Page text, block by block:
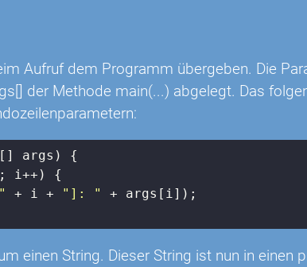
Aufruf dem Programm übergeben. Die
der Methode main(...) abgelegt. Das
args)
{
i++) {
+ i + "]: "
+ args[i]);
einen String. Dieser String ist nun in einen